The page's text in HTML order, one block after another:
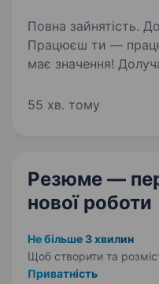
Повна зайнятість.
Працюєш ти —
має значення!
55 хв. тому
Резюме —
нової роботи
Не більше 3 хвилин
Щоб створити та
Приватність